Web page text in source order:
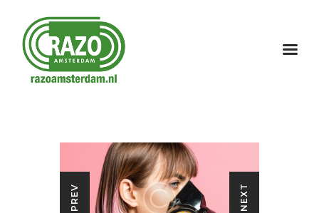
Home
Contact
PREV NEXT